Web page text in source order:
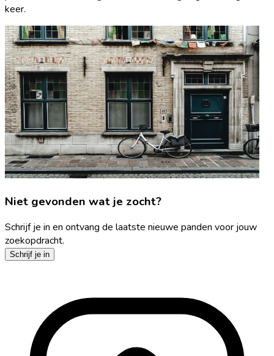
keer.
Niet gevonden wat je zocht?
Schrijf je in en ontvang de laatste nieuwe panden voor jouw
zoekopdracht.
Schrijf je in